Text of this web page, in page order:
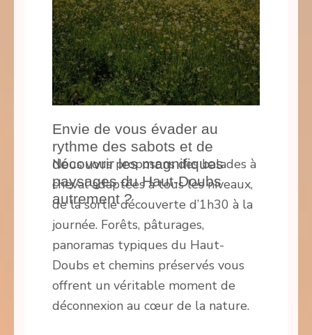
Envie de vous évader au
rythme des sabots et de
découvrir les magnifiques
paysages du Haut-Doubs
autrement ?
Nous vous proposons des balades à
cheval adaptées à tous les niveaux,
de la sortie découverte d’1h30 à la
journée. Forêts, pâturages,
panoramas typiques du Haut-
Doubs et chemins préservés vous
offrent un véritable moment de
déconnexion au cœur de la nature.